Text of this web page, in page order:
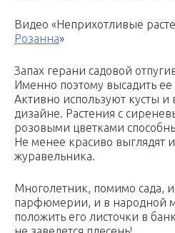
Видео «Неприхотливые
Розанна»
Запах герани садовой
Именно поэтому высадить
Активно используют кусты
дизайне. Растения с
розовыми цветками
Не менее красиво выглядят
журавельника.
Многолетник, помимо сада,
парфюмерии, и в народной
положить его листочки в